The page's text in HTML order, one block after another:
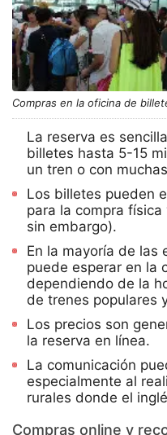
Compras en la oficina de
La reserva es
billetes hasta 5-15
un tren o con
Los billetes pueden
para la compra
sin embargo).
En la mayoría de las
puede esperar en la
dependiendo de la
de trenes populares
Los precios son
la reserva en línea.
La comunicación
especialmente al
rurales donde el
Compras online y